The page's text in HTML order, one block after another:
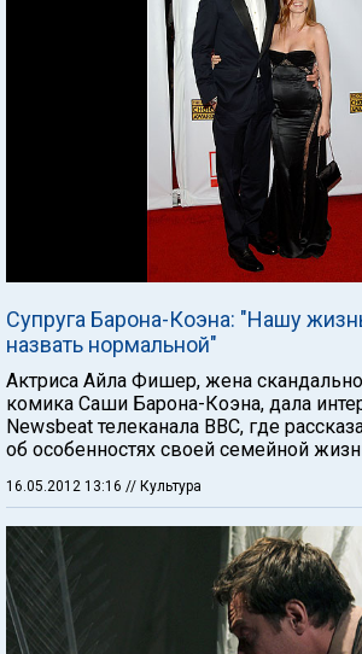
Супруга Барона-Коэна: "Нашу
назвать нормальной"
Актриса Айла Фишер, жена
комика Саши Барона-Коэна, дала
Newsbeat телеканала ВВС, где
об особенностях своей семейной
16.05.2012 13:16 // Культура